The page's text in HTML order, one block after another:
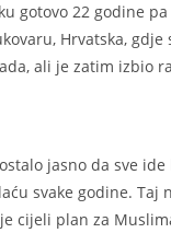
gotovo 22 godine
Hrvatska,
ali je zatim izbio
jasno da sve
svake godine.
cijeli plan za